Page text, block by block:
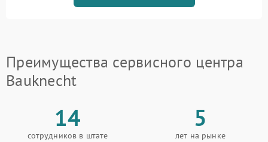
Преимущества сервисного центра
Bauknecht
14
сотрудников в штате
5
лет на рынке